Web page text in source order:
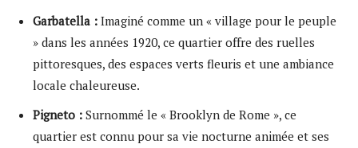
Garbatella : Imaginé comme un « village pour le peuple
» dans les années 1920, ce quartier offre des ruelles
pittoresques, des espaces verts fleuris et une ambiance
locale chaleureuse.
Pigneto : Surnommé le « Brooklyn de Rome », ce
quartier est connu pour sa vie nocturne animée et ses